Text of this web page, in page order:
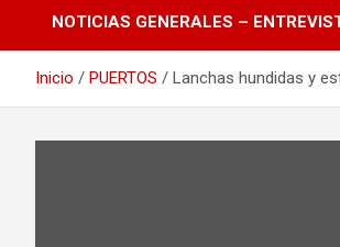
NOTICIAS GENERALES –
Inicio PUERTOS Lanchas hundidas y